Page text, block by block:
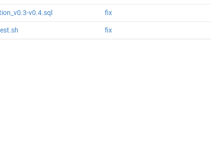
v0.4.sql fix
fix